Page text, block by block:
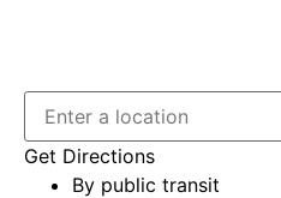
Get Directions
By public transit